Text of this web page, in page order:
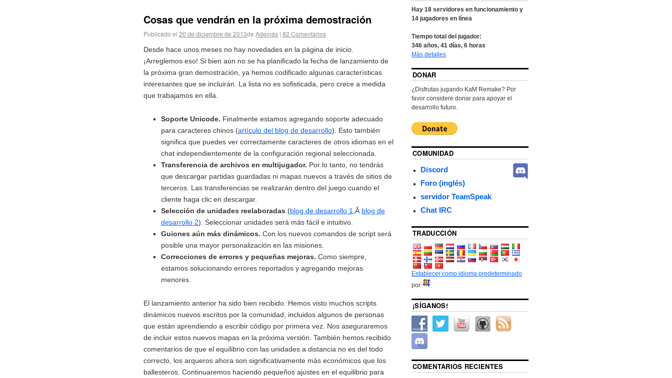
Cosas que vendrán en la próxima demostración
Publicado el 20 de diciembre de 2013de Además | 82 Comentarios
Desde hace unos meses no hay novedades en la página de inicio.
¡Arreglemos eso! Si bien aún no se ha planificado la fecha de lanzamiento de
la próxima gran demostración, ya hemos codificado algunas características
interesantes que se incluirán. La lista no es sofisticada, pero crece a medida
que trabajamos en ella.
Soporte Unicode. Finalmente estamos agregando soporte adecuado
para caracteres chinos (artículo del blog de desarrollo). Esto también
significa que puedes ver correctamente caracteres de otros idiomas en el
chat independientemente de la configuración regional seleccionada.
Transferencia de archivos en multijugador. Por lo tanto, no tendrás
que descargar partidas guardadas ni mapas nuevos a través de sitios de
terceros. Las transferencias se realizarán dentro del juego cuando el
cliente haga clic en descargar.
Selección de unidades reelaboradas (blog de desarrollo 1 ,Â blog de
desarrollo 2). Seleccionar unidades será más fácil e intuitivo.
Guiones aún más dinámicos. Con los nuevos comandos de script será
posible una mayor personalización en las misiones.
Correcciones de errores y pequeñas mejoras. Como siempre,
estamos solucionando errores reportados y agregando mejoras
menores.
El lanzamiento anterior ha sido bien recibido. Hemos visto muchos scripts
dinámicos nuevos escritos por la comunidad, incluidos algunos de personas
que están aprendiendo a escribir código por primera vez. Nos aseguraremos
de incluir estos nuevos mapas en la próxima versión. También hemos recibido
comentarios de que el equilibrio con las unidades a distancia no es del todo
correcto, los arqueros ahora son significativamente más económicos que los
ballesteros. Continuaremos haciendo pequeños ajustes en el equilibrio para
Hay 18servidores en funcionamiento y
14jugadores en línea
Tiempo total del jugador:
346años, 41 días, 6horas
Más detalles
DONAR
¿Disfrutas jugando KaM Remake? Por
favor considere donar para apoyar el
desarrollo futuro.
COMUNIDAD
Discord
Foro (inglés)
servidor TeamSpeak
Chat IRC
TRADUCCIÓN
Establecer como idioma predeterminado
por
¡SÍGANOS!
COMENTARIOS RECIENTES